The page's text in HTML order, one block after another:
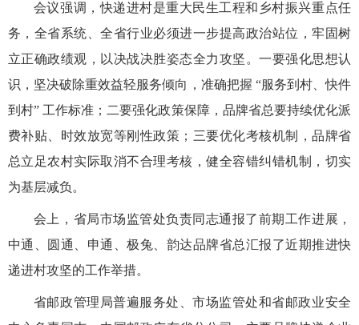
会议强调，快递进村是重大民生工程和乡村振兴重点任
务，全省系统、全省行业必须进一步提高政治站位，牢固树
立正确政绩观，以决战决胜姿态全力攻坚。一要强化思想认
识，坚决破除重效益轻服务倾向，准确把握 “服务到村、快件
到村” 工作标准；二要强化政策保障，品牌省总要持续优化派
费补贴、时效放宽等刚性政策；三要优化考核机制，品牌省
总立足农村实际取消不合理考核，健全容错纠错机制，切实
为基层减负。
会上，省局市场监管处负责同志通报了前期工作进展，
中通、圆通、申通、极兔、韵达品牌省总汇报了近期推进快
递进村攻坚的工作举措。
省邮政管理局普遍服务处、市场监管处和省邮政业安全